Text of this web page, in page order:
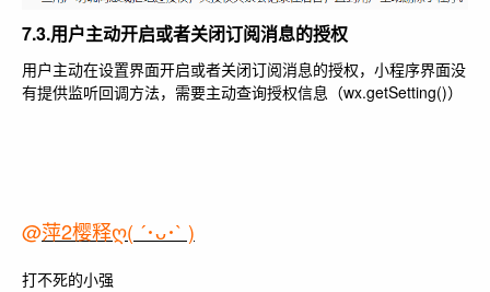
7.3.用户主动开启或者关闭订阅消息的授权
用户主动在设置界面开启或者关闭订阅消息的授权，小程序界面没
有提供监听回调方法，需要主动查询授权信息（wx.getSetting()）
@萍2樱释ღ( ´･ᴗ･` )
打不死的小强